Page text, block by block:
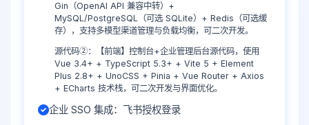
Gin（OpenAI API 兼容中转）+
MySQL/PostgreSQL（可选 SQLite）+ Redis（可选缓
存），支持多模型渠道管理与负载均衡，可二次开发。
源代码②：【前端】控制台+企业管理后台源代码，使用
Vue 3.4+ + TypeScript 5.3+ + Vite 5 + Element
Plus 2.8+ + UnoCSS + Pinia + Vue Router + Axios
+ ECharts 技术栈，可二次开发与界面优化。
企业 SSO 集成：飞书授权登录